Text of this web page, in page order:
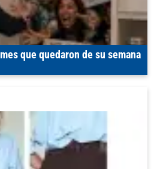
que quedaron de su semana